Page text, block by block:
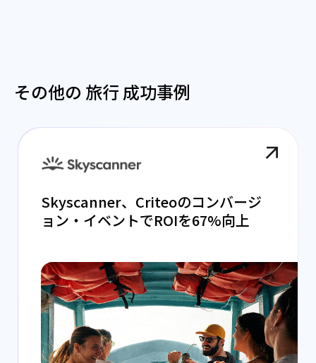
その他の 旅行 成功事例
Skyscanner、Criteoのコンバージ
ョン・イベントでROIを67%向上